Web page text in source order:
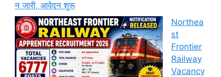
न जारी, आवेदन शुरू
Northea
st
Frontier
Railway
Vacancy